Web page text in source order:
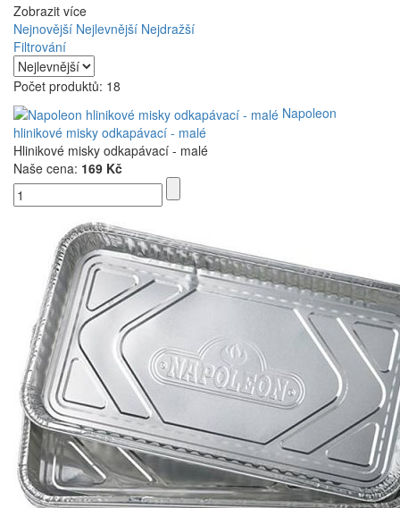
Zobrazit více
Nejnovější Nejlevnější Nejdražší
Filtrování
Počet produktů: 18
Napoleon
hlinikové misky odkapávací - malé
Hlinikové misky odkapávací - malé
Naše cena: 169 Kč